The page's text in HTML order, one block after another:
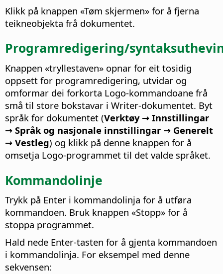
Klikk på knappen «Tøm skjermen» for å fjerna
teikneobjekta frå dokumentet.
Programredigering/
Knappen «tryllestaven» opnar for eit tosidig
oppsett for programredigering, utvidar og
omformar dei forkorta Logo-kommandoane frå
små til store bokstavar i Writer-dokumentet. Byt
språk for dokumentet (Verktøy → Innstillingar
→ Språk og nasjonale innstillingar → Generelt
→ Vestleg) og klikk på denne knappen for å
omsetja Logo-programmet til det valde språket.
Kommandolinje
Trykk på Enter i kommandolinja for å utføra
kommandoen. Bruk knappen «Stopp» for å
stoppa programmet.
Hald nede Enter-tasten for å gjenta kommandoen
i kommandolinja. For eksempel med denne
sekvensen: